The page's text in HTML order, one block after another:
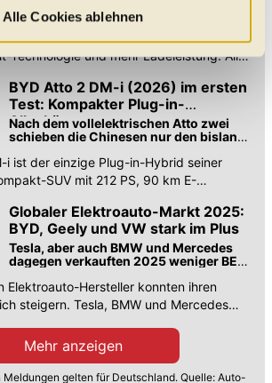
Sie zulassen möchten. Es werden nur
für die Sie uns Ihr Einverständnis
Sie, dass durch eine
nicht mehr alle
Website zur Verfügung stehen. Sie
jederzeit in unserer
anpassen.
Alle Cookies ablehnen
Modelljahr eine technische Evolution –
mehr Leistung, mehr Reichweite und
neue Sprintstärke
SUV gewaltig auf. Der Atto 3 Evo
Technologie und mehr Ladeleistung. Alle
BYD Atto 2 DM-i (2026) im ersten
Test: Kompakter Plug-in-
Alleskönner
Nach dem vollelektrischen Atto zwei
schieben die Chinesen nur den bislang
Markt nach. Kann er überzeugen?
i ist der einzige Plug-in-Hybrid seiner
SUV mit 212 PS, 90 km E-
Globaler Elektroauto-Markt 2025:
BYD, Geely und VW stark im Plus
Tesla, aber auch BMW und Mercedes
dagegen verkauften 2025 weniger BEVs
Elektroauto-Hersteller konnten ihren
steigern. Tesla, BMW und Mercedes
Mehr anzeigen
Meldungen gelten für Deutschland. Quelle: Auto-